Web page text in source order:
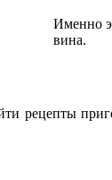
Именно
вина.
рецепты